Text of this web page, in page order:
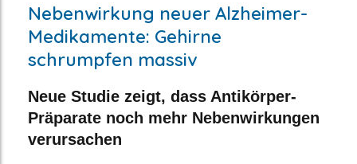
Nebenwirkung neuer Alzheimer-
Medikamente: Gehirne
schrumpfen massiv
Neue Studie zeigt, dass Antikörper-
Präparate noch mehr Nebenwirkungen
verursachen